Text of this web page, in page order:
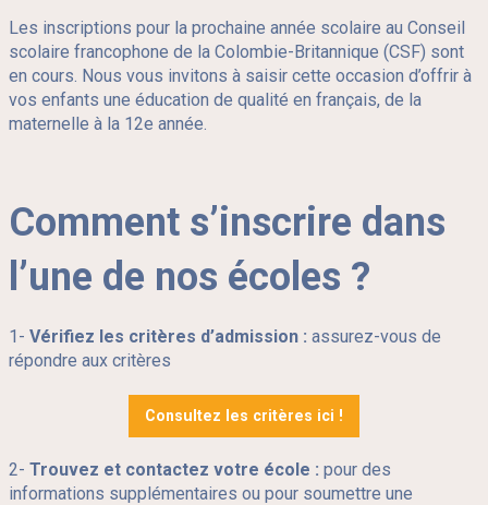
Nos écoles
Consultations
Ce
lien
s'ouvrira
dans
une
Élèves internationaux
Alumni
Ce
lien
nouvelle
fenêtre
Infolettre
Les inscriptions pour la prochaine année scolaire au Conseil
scolaire francophone de la Colombie-Britannique (CSF) sont
en cours. Nous vous invitons à saisir cette occasion d’offrir à
vos enfants une éducation de qualité en français, de la
maternelle à la 12e année.
Comment s’inscrire dans
l’une de nos écoles ?
1- Vérifiez les critères d’admission : assurez-vous de
répondre aux critères
Consultez les critères ici !
2- Trouvez et contactez votre école : pour des
informations supplémentaires ou pour soumettre une